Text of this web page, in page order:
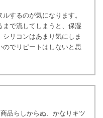
するのが気になります。
まで流してしまうと、保湿
リコンはあまり気にしま
でリピートはしないと思
品らしからぬ、かなりキツ